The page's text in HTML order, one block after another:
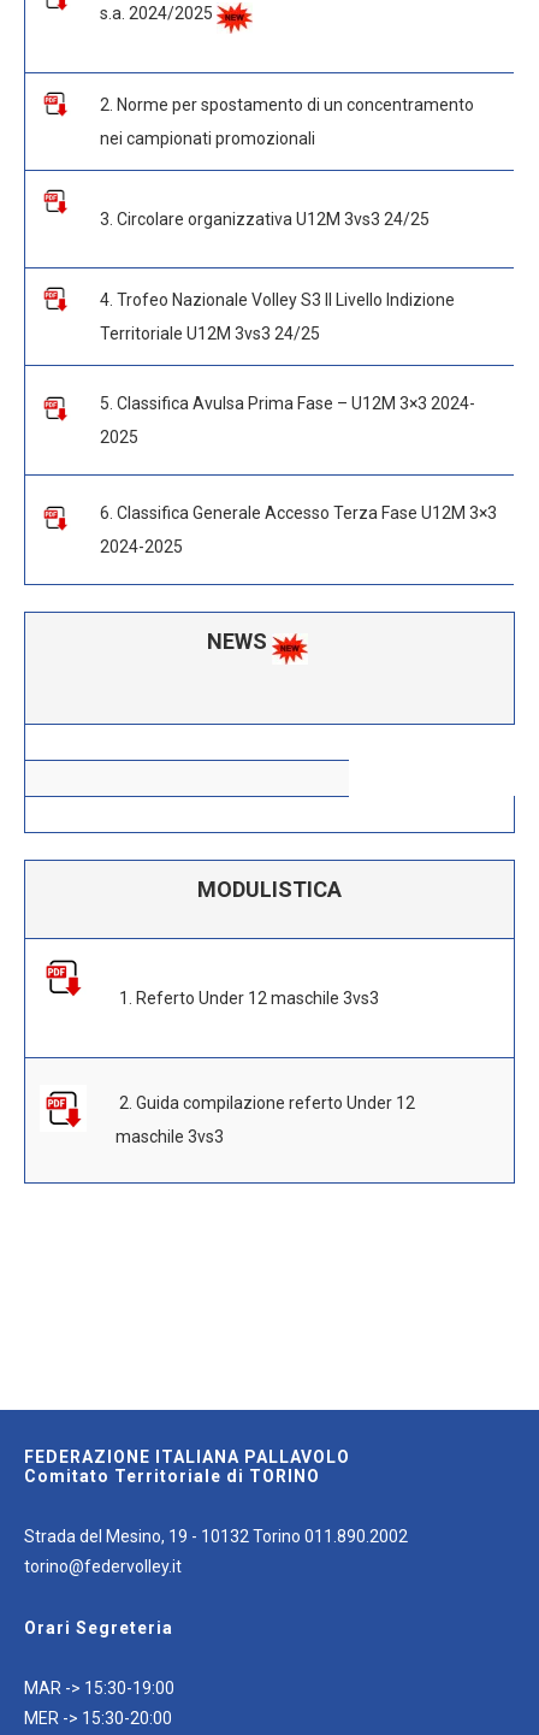
s.a. 2024/2025
2. Norme per spostamento di un concentramento
nei campionati promozionali
3. Circolare organizzativa U12M 3vs3 24/25
4. Trofeo Nazionale Volley S3 II Livello Indizione
Territoriale U12M 3vs3 24/25
5. Classifica Avulsa Prima Fase – U12M 3×3 2024-
2025
6. Classifica Generale Accesso Terza Fase U12M 3×3
2024-2025
NEWS
MODULISTICA
1. Referto Under 12 maschile 3vs3
2. Guida compilazione referto Under 12
maschile 3vs3
FEDERAZIONE ITALIANA PALLAVOLO
Comitato Territoriale di TORINO
Strada del Mesino, 19 - 10132 Torino 011.890.2002
torino@federvolley.it
Orari Segreteria
MAR -> 15:30-19:00
MER -> 15:30-20:00